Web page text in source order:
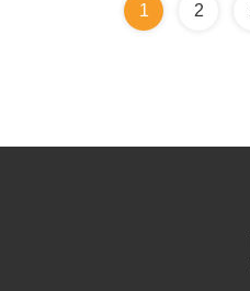
1 2